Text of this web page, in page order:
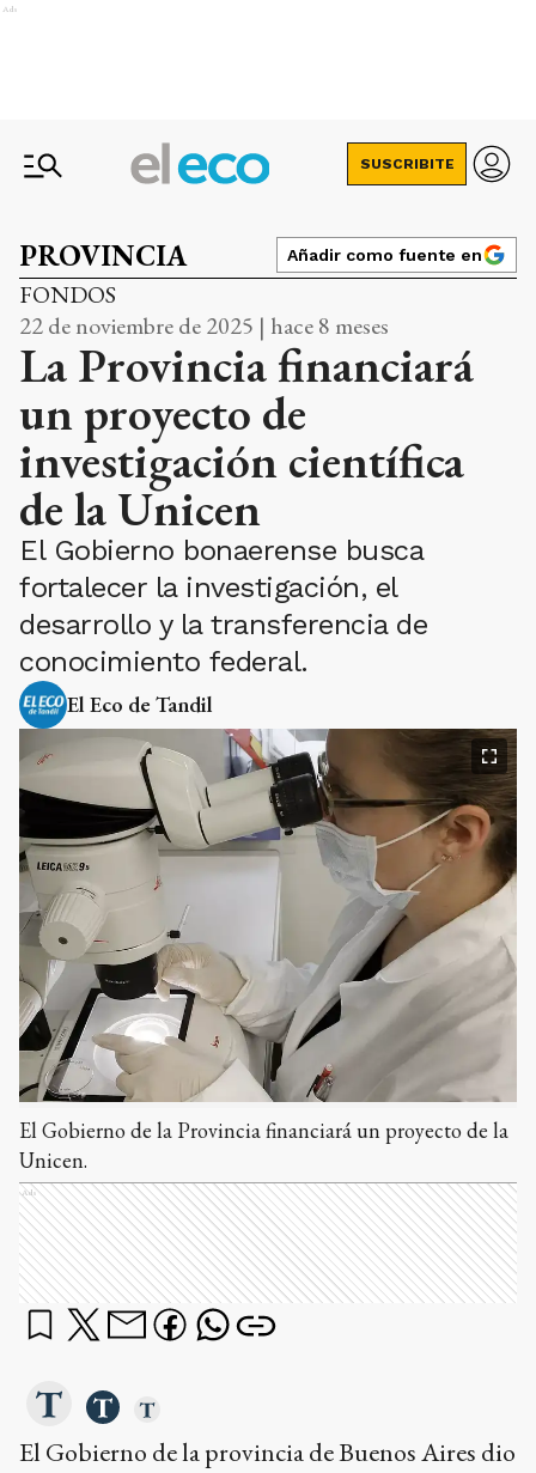
Ads
SUSCRIBITE
PROVINCIA Añadir como fuente en
FONDOS
22 de noviembre de 2025 | hace 8 meses
La Provincia financiará
un proyecto de
investigación científica
de la Unicen
El Gobierno bonaerense busca
fortalecer la investigación, el
desarrollo y la transferencia de
conocimiento federal.
El Eco de Tandil
El Gobierno de la Provincia financiará un proyecto de la
Unicen.
Ads
El Gobierno de la provincia de Buenos Aires dio